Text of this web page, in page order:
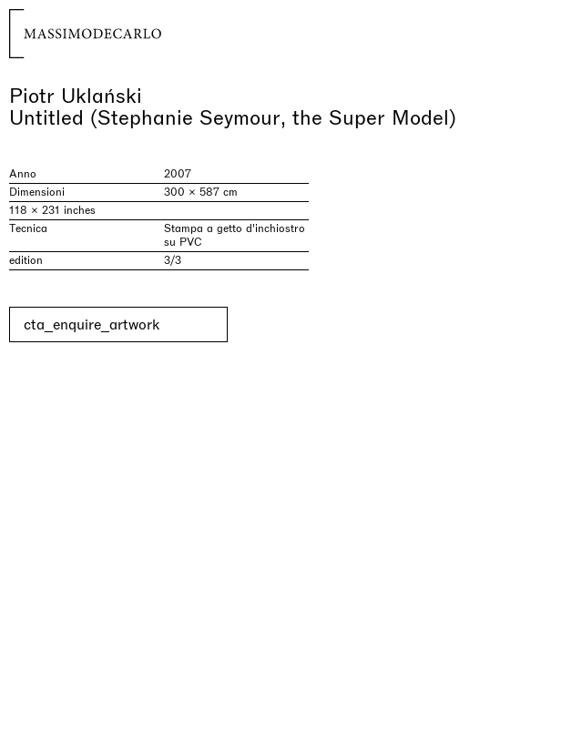
Piotr Uklański
Untitled (Stephanie Seymour, the Super Model)
Anno
2007
Dimensioni
300 × 587 cm
118 × 231 inches
Tecnica
Stampa a getto d'inchiostro
su PVC
edition
3/3
cta_enquire_artwork